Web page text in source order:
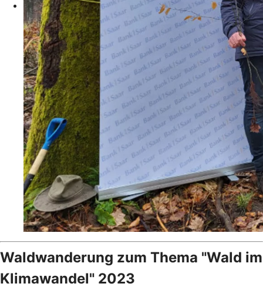
Waldwanderung zum Thema "Wald im
Klimawandel" 2023